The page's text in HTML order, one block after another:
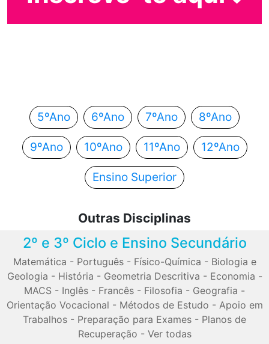
5ºAno 6ºAno 7ºAno 8ºAno
9ºAno 10ºAno 11ºAno 12ºAno
Ensino Superior
Outras Disciplinas
2º e 3º Ciclo e Ensino Secundário
Matemática - Português- Físico-Química - Biologia e
Geologia - História - Geometria Descritiva - Economia -
MACS - Inglês - Francês - Filosofia - Geografia -
Orientação Vocacional - Métodos de Estudo - Apoio em
Trabalhos - Preparação para Exames - Planos de
Recuperação - Ver todas